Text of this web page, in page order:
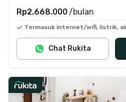
Rp2.668.000 /bulan
Termasuk internet/wifi, listrik,
Chat Rukita